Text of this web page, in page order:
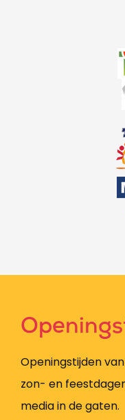
Openingstijden
zon- en
media in de gaten.